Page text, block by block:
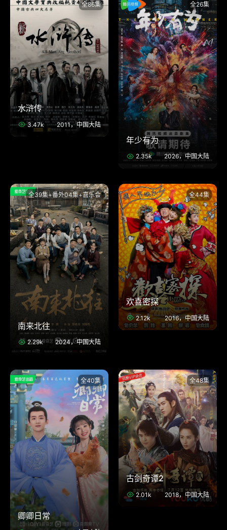
全86集
水浒传
3.47k 2011，中国大陆
全26集
年少有为
2.35k 2026，中国大陆
全39集+番外04集+喜乐会
南来北往
2.29k 2024，中国大陆
全44集
欢喜密探
2.12k 2016，中国大陆
全40集
卿卿日常
全48集
古剑奇谭2
2.01k 2018，中国大陆